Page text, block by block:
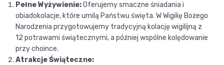
Pełne Wyżywienie:Oferujemy smaczne śniadania i
obiadokolacje, które umilą Państwu święta. W Wigilię Bożego
Narodzenia przygotowujemy tradycyjną kolację wigilijną z
12 potrawami świątecznymi, a później wspólne kolędowanie
przy choince.
Atrakcje Świąteczne: